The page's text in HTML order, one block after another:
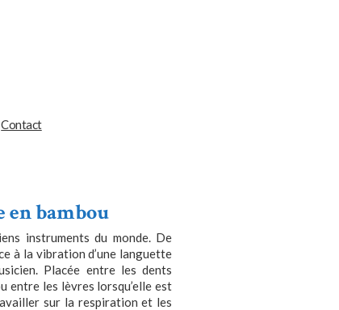
Contact
en bambou
instruments du monde. De
à la vibration d’une languette
Placée entre les dents
entre les lèvres lorsqu’elle est
sur la respiration et les